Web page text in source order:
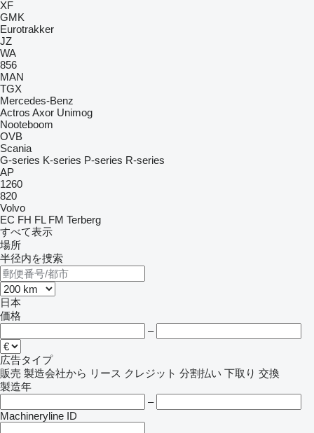
XF
GMK
Eurotrakker
JZ
WA
856
MAN
TGX
Mercedes-Benz
Actros Axor Unimog
Nooteboom
OVB
Scania
G-series K-series P-series R-series
AP
1260
820
Volvo
EC FH FL FM Terberg
すべて表示
場所
半径内を捜索
日本
価格
–
広告タイプ
販売 製造会社から リース クレジット 分割払い 下取り 交換
製造年
–
Machineryline ID